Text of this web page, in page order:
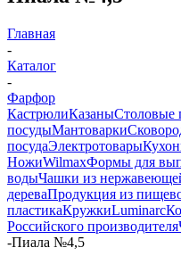
Главная
-
Каталог
-
Фарфор
КастрюлиКазаныСтоловые
посудыМантоварки
посудаЭлектротовары
НожиWilmaxФормы для
водыЧашки из
дереваПродукция из
пластикаКружкиLuminarc
Российского производителя
-Пиала №4,5